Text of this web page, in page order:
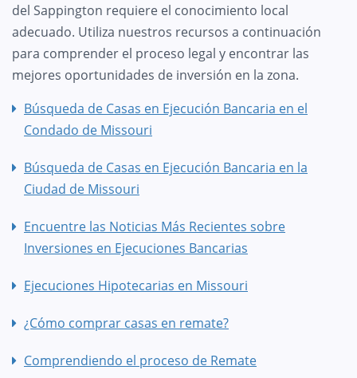
del Sappington requiere el conocimiento local
adecuado. Utiliza nuestros recursos a continuación
para comprender el proceso legal y encontrar las
mejores oportunidades de inversión en la zona.
Búsqueda de Casas en Ejecución Bancaria en el
Condado de Missouri
Búsqueda de Casas en Ejecución Bancaria en la
Ciudad de Missouri
Encuentre las Noticias Más Recientes sobre
Inversiones en Ejecuciones Bancarias
Ejecuciones Hipotecarias en Missouri
¿Cómo comprar casas en remate?
Comprendiendo el proceso de Remate